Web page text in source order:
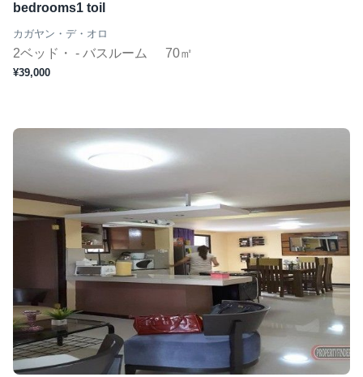
bedrooms1 toil
カガヤン・デ・オロ
2ベッド・ - バスルーム 70㎡
¥39,000